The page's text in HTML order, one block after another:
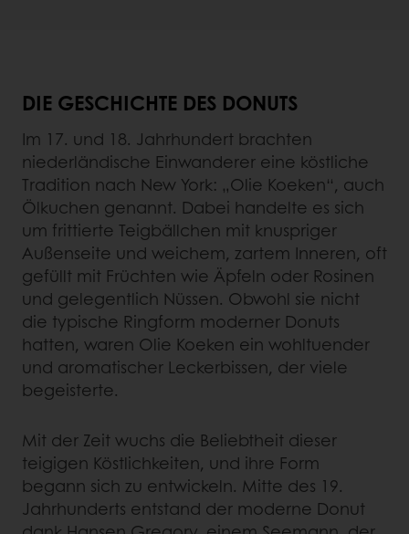
DIE GESCHICHTE DES DONUTS
Im 17. und 18. Jahrhundert brachten
niederländische Einwanderer eine köstliche
Tradition nach New York: „Olie Koeken“, auch
Ölkuchen genannt. Dabei handelte es sich
um frittierte Teigbällchen mit knuspriger
Außenseite und weichem, zartem Inneren, oft
gefüllt mit Früchten wie Äpfeln oder Rosinen
und gelegentlich Nüssen. Obwohl sie nicht
die typische Ringform moderner Donuts
hatten, waren Olie Koeken ein wohltuender
und aromatischer Leckerbissen, der viele
begeisterte.
Mit der Zeit wuchs die Beliebtheit dieser
teigigen Köstlichkeiten, und ihre Form
begann sich zu entwickeln. Mitte des 19.
Jahrhunderts entstand der moderne Donut